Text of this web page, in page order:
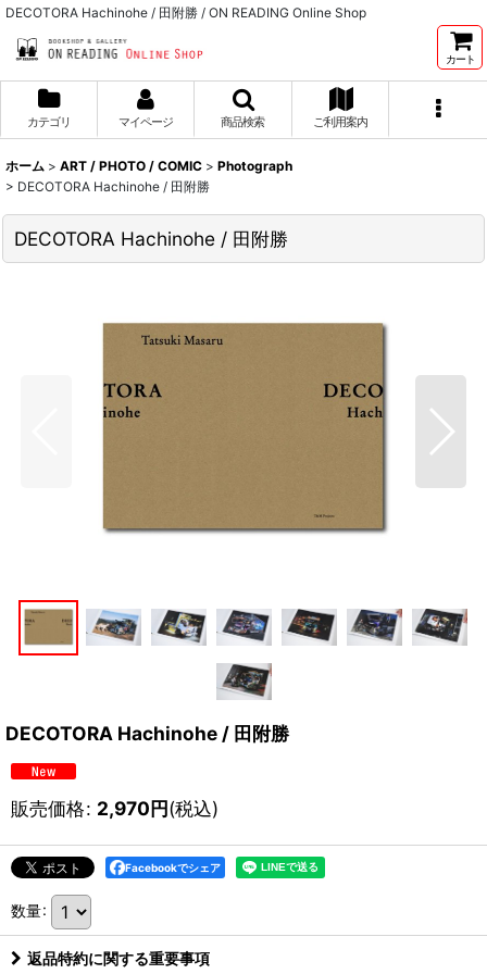
DECOTORA Hachinohe / 田附勝 / ON READING Online Shop
カート
カテゴリ マイページ 商品検索 ご利用案内
ホーム > ART / PHOTO / COMIC > Photograph
> DECOTORA Hachinohe / 田附勝
DECOTORA Hachinohe / 田附勝
DECOTORA Hachinohe / 田附勝
販売価格: 2,970円(税込)
Facebookでシェア
数量:
返品特約に関する重要事項